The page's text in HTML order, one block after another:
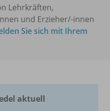
Lehrkräften,
und Erzieher/-innen
Sie sich mit Ihrem
aktuell